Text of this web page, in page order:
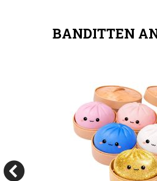
BANDITTEN